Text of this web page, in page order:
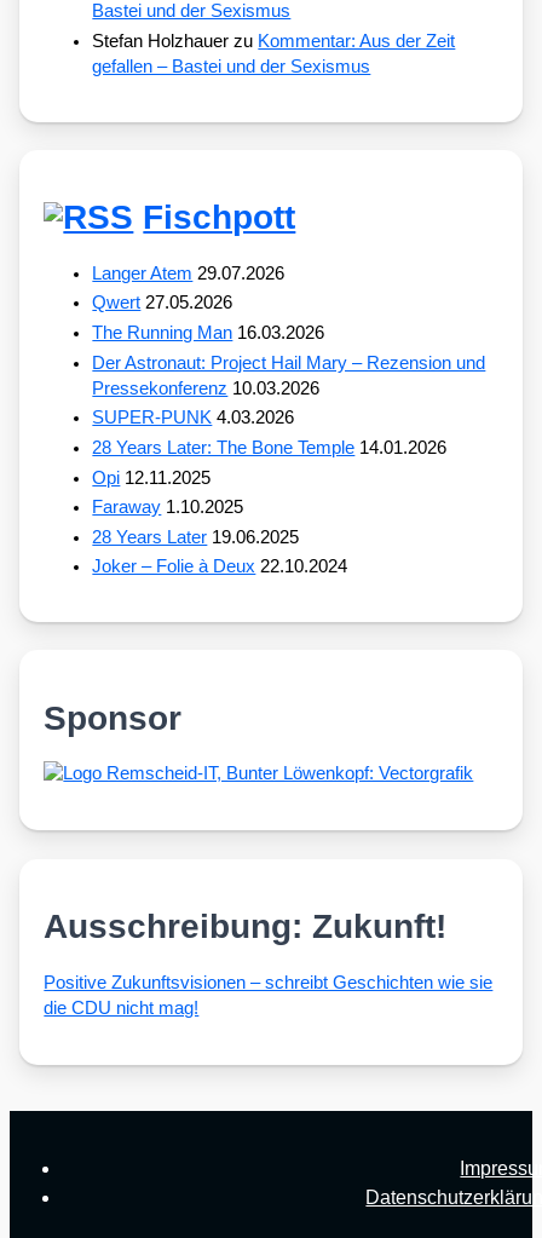
Bastei und der Sexismus
Stefan Holzhauer zu Kommentar: Aus der Zeit
gefallen – Bastei und der Sexismus
Fischpott
Langer Atem 29.07.2026
Qwert 27.05.2026
The Running Man 16.03.2026
Der Astronaut: Project Hail Mary – Rezension und
Pressekonferenz 10.03.2026
SUPER-PUNK 4.03.2026
28 Years Later: The Bone Temple 14.01.2026
Opi 12.11.2025
Faraway 1.10.2025
28 Years Later 19.06.2025
Joker – Folie à Deux 22.10.2024
Sponsor
Ausschreibung: Zukunft!
Posi­ti­ve Zukunfts­vi­sio­nen – schreibt Geschich­ten wie sie
die CDU nicht mag!